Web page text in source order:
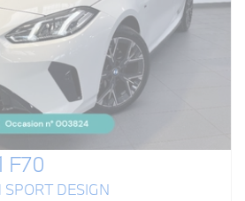
F70
SPORT DESIGN